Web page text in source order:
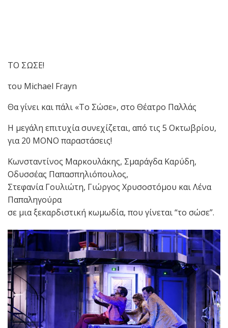
ΤΟ ΣΩΣΕ!
του Michael Frayn
Θα γίνει και πάλι «Το Σώσε», στο Θέατρο Παλλάς
Η μεγάλη επιτυχία συνεχίζεται, από τις 5 Οκτωβρίου,
για 20 ΜΟΝΟ παραστάσεις!
Κωνσταντίνος Μαρκουλάκης, Σμαράγδα Καρύδη,
Οδυσσέας Παπασπηλιόπουλος,
Στεφανία Γουλιώτη, Γιώργος Χρυσοστόμου και Λένα
Παπαληγούρα
σε μια ξεκαρδιστική κωμωδία, που γίνεται “το σώσε”.